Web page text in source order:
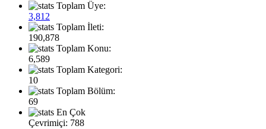
Toplam Üye:
3,812
Toplam İleti:
190,878
Toplam Konu:
6,589
Toplam Kategori:
10
Toplam Bölüm:
69
En Çok
Çevrimiçi: 788